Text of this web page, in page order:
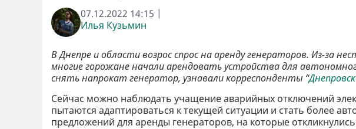
07.12.2022 14:15 |
Илья Кузьмин
В Днепре и области возрос спрос на аренду генераторов. Из-за
многие горожане начали арендовать устройства для
снять напрокат генератор, узнавали корреспонденты “
Сейчас можно наблюдать учащение аварийных отключений
пытаются адаптироваться к текущей ситуации и стать более
предложений для аренды генераторов, на которые